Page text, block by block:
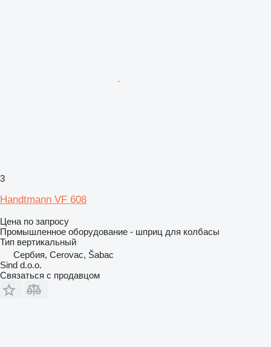
3
Handtmann VF 608
Цена по запросу
Промышленное оборудование - шприц для колбасы
Тип вертикальный
Сербия, Cerovac, Šabac
Sind d.o.o.
Связаться с продавцом